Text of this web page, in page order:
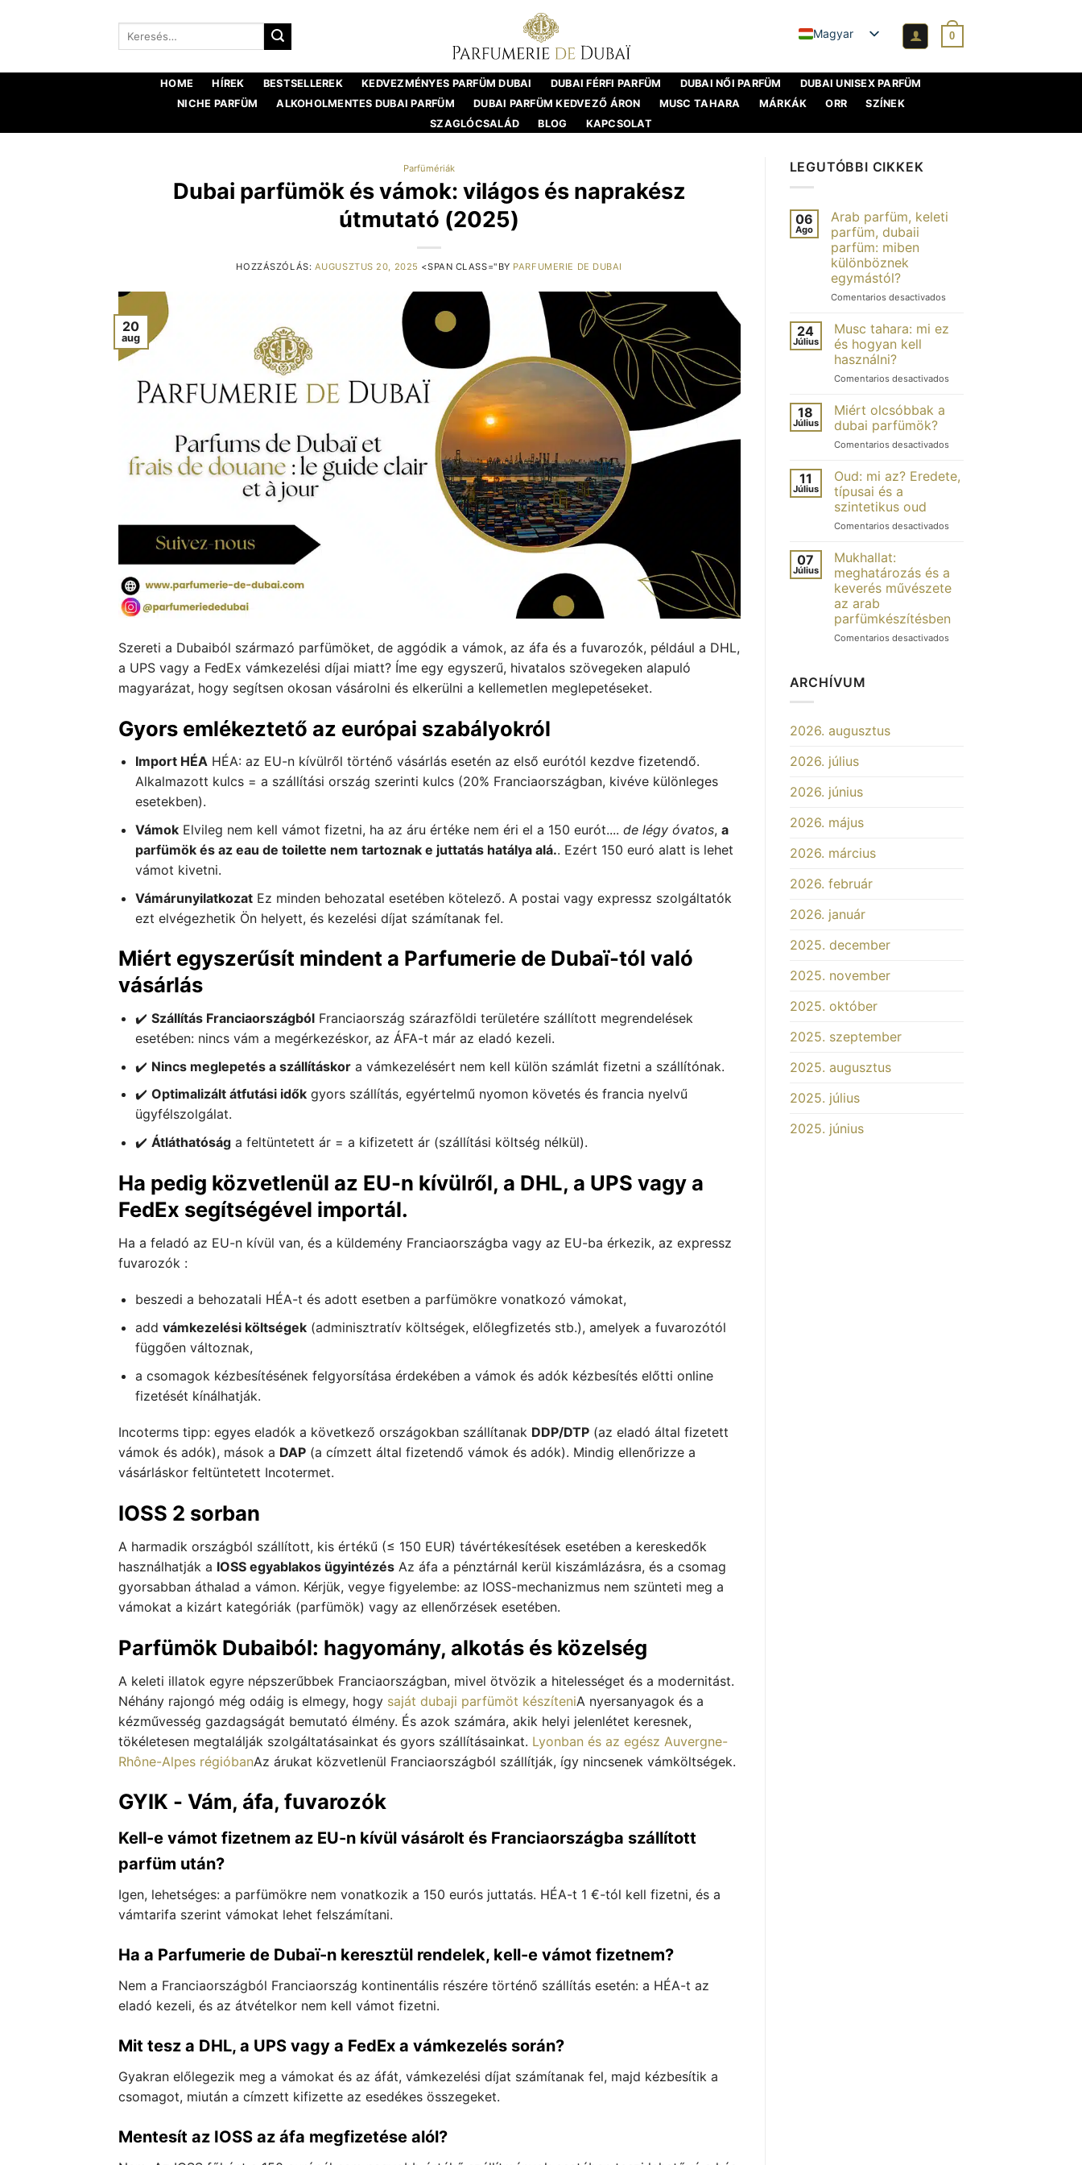
Keresés: Magyar 0
HOME HÍREK BESTSELLEREK KEDVEZMÉNYES PARFÜM DUBAI DUBAI FÉRFI PARFÜM DUBAI NŐI PARFÜM
DUBAI UNISEX PARFÜM
NICHE PARFÜM
ALKOHOLMENTES DUBAI PARFÜM DUBAI PARFÜM KEDVEZŐ ÁRON MUSC TAHARA MÁRKÁK ORR
SZÍNEK
SZAGLÓCSALÁD
BLOG KAPCSOLAT
Parfümériák
Dubai parfümök és vámok: világos és naprakész
útmutató (2025)
HOZZÁSZÓLÁS: AUGUSZTUS 20, 2025 <SPAN CLASS="BY PARFUMERIE DE DUBAI
20
aug
Szereti a Dubaiból származó parfümöket, de aggódik a vámok, az áfa és a fuvarozók, például a DHL,
a UPS vagy a FedEx vámkezelési díjai miatt? Íme egy egyszerű, hivatalos szövegeken alapuló
magyarázat, hogy segítsen okosan vásárolni és elkerülni a kellemetlen meglepetéseket.
Gyors emlékeztető az európai szabályokról
Import HÉAHÉA: az EU-n kívülről történő vásárlás esetén az első eurótól kezdve fizetendő.
Alkalmazott kulcs = a szállítási ország szerinti kulcs (20% Franciaországban, kivéve különleges
esetekben).
VámokElvileg nem kell vámot fizetni, ha az áru értéke nem éri el a 150 eurót.... de légy óvatos, a
parfümök és az eau de toilette nem tartoznak e juttatás hatálya alá.. Ezért 150 euró alatt is lehet
vámot kivetni.
VámárunyilatkozatEz minden behozatal esetében kötelező. A postai vagy expressz szolgáltatók
ezt elvégezhetik Ön helyett, és kezelési díjat számítanak fel.
Miért egyszerűsít mindent a Parfumerie de Dubaï-tól való
vásárlás
✔️ Szállítás FranciaországbólFranciaország szárazföldi területére szállított megrendelések
esetében: nincs vám a megérkezéskor, az ÁFA-t már az eladó kezeli.
✔️ Nincs meglepetés a szállításkora vámkezelésért nem kell külön számlát fizetni a szállítónak.
✔️ Optimalizált átfutási időkgyors szállítás, egyértelmű nyomon követés és francia nyelvű
ügyfélszolgálat.
✔️ Átláthatósága feltüntetett ár = a kifizetett ár (szállítási költség nélkül).
Ha pedig közvetlenül az EU-n kívülről, a DHL, a UPS vagy a
FedEx segítségével importál.
Ha a feladó az EU-n kívül van, és a küldemény Franciaországba vagy az EU-ba érkezik, az expressz
fuvarozók :
beszedi a behozatali HÉA-t és adott esetben a parfümökre vonatkozó vámokat,
add vámkezelési költségek(adminisztratív költségek, előlegfizetés stb.), amelyek a fuvarozótól
függően változnak,
a csomagok kézbesítésének felgyorsítása érdekében a vámok és adók kézbesítés előtti online
fizetését kínálhatják.
Incoterms tipp: egyes eladók a következő országokban szállítanak DDP/DTP (az eladó által fizetett
vámok és adók), mások a DAP (a címzett által fizetendő vámok és adók). Mindig ellenőrizze a
vásárláskor feltüntetett Incotermet.
IOSS 2 sorban
A harmadik országból szállított, kis értékű (≤ 150 EUR) távértékesítések esetében a kereskedők
használhatják a IOSS egyablakos ügyintézés Az áfa a pénztárnál kerül kiszámlázásra, és a csomag
gyorsabban áthalad a vámon. Kérjük, vegye figyelembe: az IOSS-mechanizmus nem szünteti meg a
vámokat a kizárt kategóriák (parfümök) vagy az ellenőrzések esetében.
Parfümök Dubaiból: hagyomány, alkotás és közelség
A keleti illatok egyre népszerűbbek Franciaországban, mivel ötvözik a hitelességet és a modernitást.
Néhány rajongó még odáig is elmegy, hogy saját dubaji parfümöt készíteniA nyersanyagok és a
kézművesség gazdagságát bemutató élmény. És azok számára, akik helyi jelenlétet keresnek,
tökéletesen megtalálják szolgáltatásainkat és gyors szállításainkat. Lyonban és az egész Auvergne-
Rhône-Alpes régióbanAz árukat közvetlenül Franciaországból szállítják, így nincsenek vámköltségek.
GYIK - Vám, áfa, fuvarozók
Kell-e vámot fizetnem az EU-n kívül vásárolt és Franciaországba szállított
parfüm után?
Igen, lehetséges: a parfümökre nem vonatkozik a 150 eurós juttatás. HÉA-t 1 €-tól kell fizetni, és a
vámtarifa szerint vámokat lehet felszámítani.
Ha a Parfumerie de Dubaï-n keresztül rendelek, kell-e vámot fizetnem?
Nem a Franciaországból Franciaország kontinentális részére történő szállítás esetén: a HÉA-t az
eladó kezeli, és az átvételkor nem kell vámot fizetni.
Mit tesz a DHL, a UPS vagy a FedEx a vámkezelés során?
Gyakran előlegezik meg a vámokat és az áfát, vámkezelési díjat számítanak fel, majd kézbesítik a
csomagot, miután a címzett kifizette az esedékes összegeket.
Mentesít az IOSS az áfa megfizetése alól?
LEGUTÓBBI CIKKEK
06
Ago
Arab parfüm, keleti
parfüm, dubaii
parfüm: miben
különböznek
egymástól?
Comentarios desactivadosen
parfum
de
?
24
Július
Musc tahara: mi ez
és hogyan kell
használni?
Comentarios desactivadosen
ce
c’est
18
Július
Miért olcsóbbak a
dubai parfümök?
Comentarios desactivadosen
les
parfums
sont-
11
Július
Oud: mi az? Eredete,
típusai és a
szintetikus oud
Comentarios desactivadosen
ce
que
Origines,
types
07
Július
Mukhallat:
meghatározás és a
keverés művészete
az arab
parfümkészítésben
Comentarios desactivadosen
ARCHÍVUM
2026. augusztus
2026. július
2026. június
2026. május
2026. március
2026. február
2026. január
2025. december
2025. november
2025. október
2025. szeptember
2025. augusztus
2025. július
2025. június